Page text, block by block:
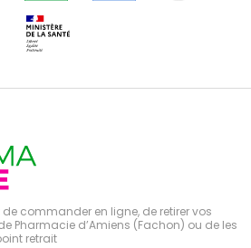
commander en ligne, de retirer vos
Pharmacie d’Amiens (Fachon) ou de les
retrait